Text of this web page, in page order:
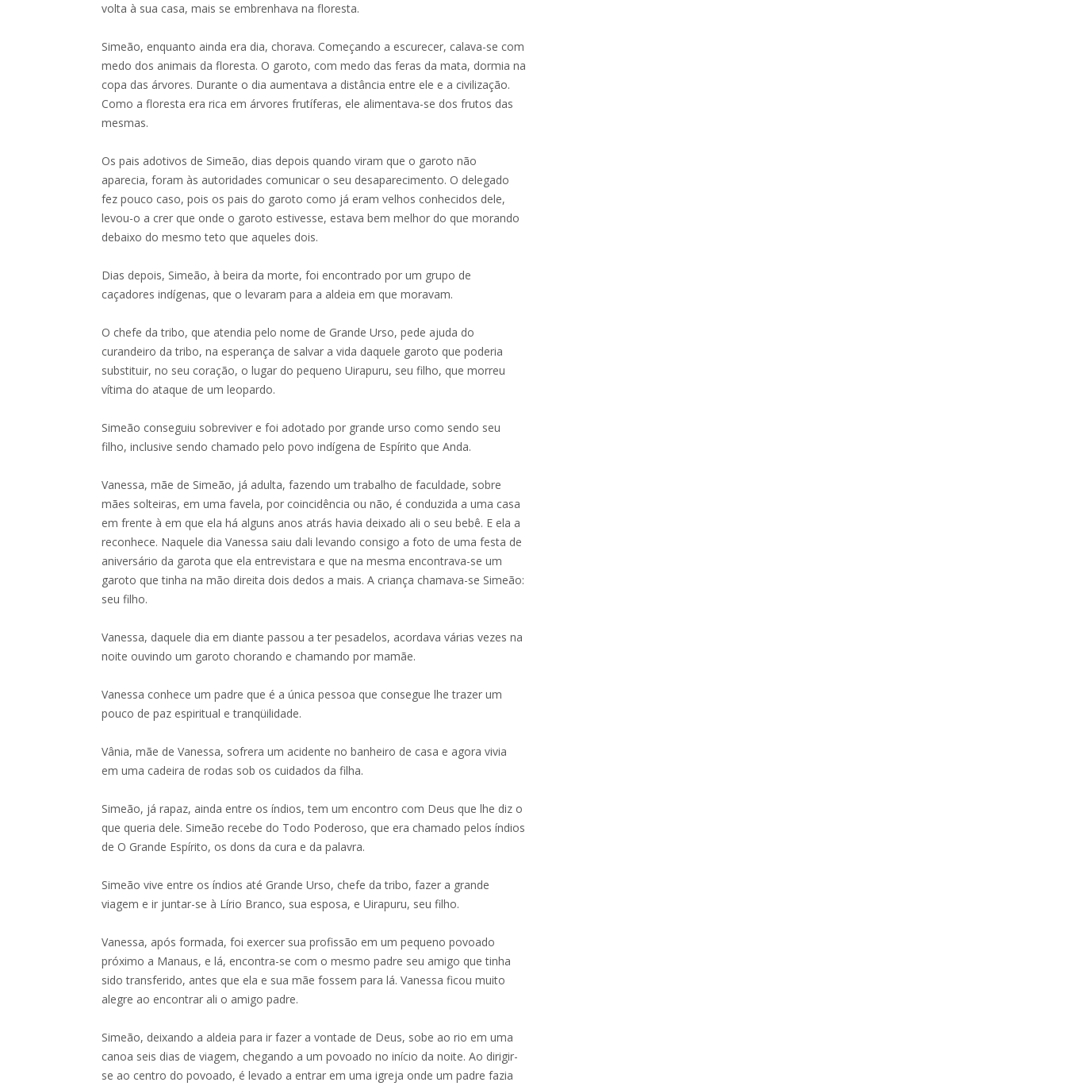
volta à sua casa, mais se embrenhava na floresta.
Simeão, enquanto ainda era dia, chorava. Começando a escurecer, calava-se com
medo dos animais da floresta. O garoto, com medo das feras da mata, dormia na
copa das árvores. Durante o dia aumentava a distância entre ele e a civilização.
Como a floresta era rica em árvores frutíferas, ele alimentava-se dos frutos das
mesmas.
Os pais adotivos de Simeão, dias depois quando viram que o garoto não
aparecia, foram às autoridades comunicar o seu desaparecimento. O delegado
fez pouco caso, pois os pais do garoto como já eram velhos conhecidos dele,
levou-o a crer que onde o garoto estivesse, estava bem melhor do que morando
debaixo do mesmo teto que aqueles dois.
Dias depois, Simeão, à beira da morte, foi encontrado por um grupo de
caçadores indígenas, que o levaram para a aldeia em que moravam.
O chefe da tribo, que atendia pelo nome de Grande Urso, pede ajuda do
curandeiro da tribo, na esperança de salvar a vida daquele garoto que poderia
substituir, no seu coração, o lugar do pequeno Uirapuru, seu filho, que morreu
vítima do ataque de um leopardo.
Simeão conseguiu sobreviver e foi adotado por grande urso como sendo seu
filho, inclusive sendo chamado pelo povo indígena de Espírito que Anda.
Vanessa, mãe de Simeão, já adulta, fazendo um trabalho de faculdade, sobre
mães solteiras, em uma favela, por coincidência ou não, é conduzida a uma casa
em frente à em que ela há alguns anos atrás havia deixado ali o seu bebê. E ela a
reconhece. Naquele dia Vanessa saiu dali levando consigo a foto de uma festa de
aniversário da garota que ela entrevistara e que na mesma encontrava-se um
garoto que tinha na mão direita dois dedos a mais. A criança chamava-se Simeão:
seu filho.
Vanessa, daquele dia em diante passou a ter pesadelos, acordava várias vezes na
noite ouvindo um garoto chorando e chamando por mamãe.
Vanessa conhece um padre que é a única pessoa que consegue lhe trazer um
pouco de paz espiritual e tranqüilidade.
Vânia, mãe de Vanessa, sofrera um acidente no banheiro de casa e agora vivia
em uma cadeira de rodas sob os cuidados da filha.
Simeão, já rapaz, ainda entre os índios, tem um encontro com Deus que lhe diz o
que queria dele. Simeão recebe do Todo Poderoso, que era chamado pelos índios
de O Grande Espírito, os dons da cura e da palavra.
Simeão vive entre os índios até Grande Urso, chefe da tribo, fazer a grande
viagem e ir juntar-se à Lírio Branco, sua esposa, e Uirapuru, seu filho.
Vanessa, após formada, foi exercer sua profissão em um pequeno povoado
próximo a Manaus, e lá, encontra-se com o mesmo padre seu amigo que tinha
sido transferido, antes que ela e sua mãe fossem para lá. Vanessa ficou muito
alegre ao encontrar ali o amigo padre.
Simeão, deixando a aldeia para ir fazer a vontade de Deus, sobe ao rio em uma
canoa seis dias de viagem, chegando a um povoado no início da noite. Ao dirigir-
se ao centro do povoado, é levado a entrar em uma igreja onde um padre fazia